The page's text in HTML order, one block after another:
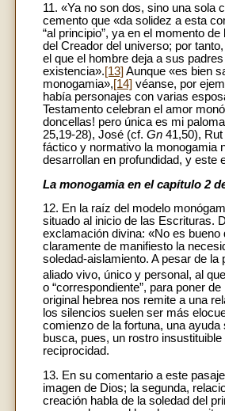
11. «Ya no son dos, sino una sola
cemento que «da solidez a esta
“al principio”, ya en el momento
del Creador del universo; por
el que el hombre deja a sus
existencia».[13] Aunque «es bien
monogamia»,[14] véanse, por
había personajes con varias
Testamento celebran el amor
doncellas! pero única es mi
25,19-28), José (cf. Gn 41,50), Rut
fáctico y normativo la monogamia
desarrollan en profundidad, y este
La monogamia en el capítulo 2
12. En la raíz del modelo
situado al inicio de las Escrituras.
exclamación divina: «No es
claramente de manifiesto la
soledad-aislamiento. A pesar de
aliado vivo, único y personal, al
o “correspondiente”, para poner
original hebrea nos remite a una
los silencios suelen ser más
comienzo de la fortuna, una
busca, pues, un rostro
reciprocidad.
13. En su comentario a este
imagen de Dios; la segunda,
creación habla de la soledad del